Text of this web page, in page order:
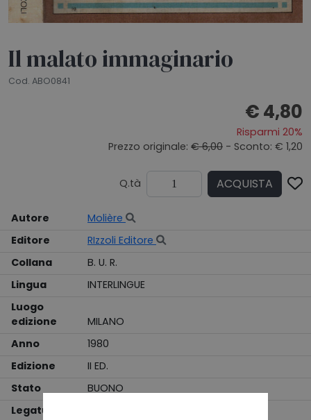
Il malato immaginario
Cod. ABO0841
€ 4,80
Risparmi 20%
Prezzo originale: € 6,00 - Sconto: € 1,20
Q.tà ACQUISTA
Autore
Molière
Editore
RIzzoli Editore
Collana
B. U. R.
Lingua
INTERLINGUE
Luogo
edizione
MILANO
Anno
1980
Edizione
II ED.
Stato
BUONO
Legatura